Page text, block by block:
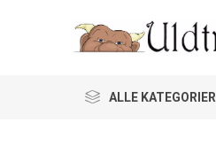
ALLE KATEGORIER